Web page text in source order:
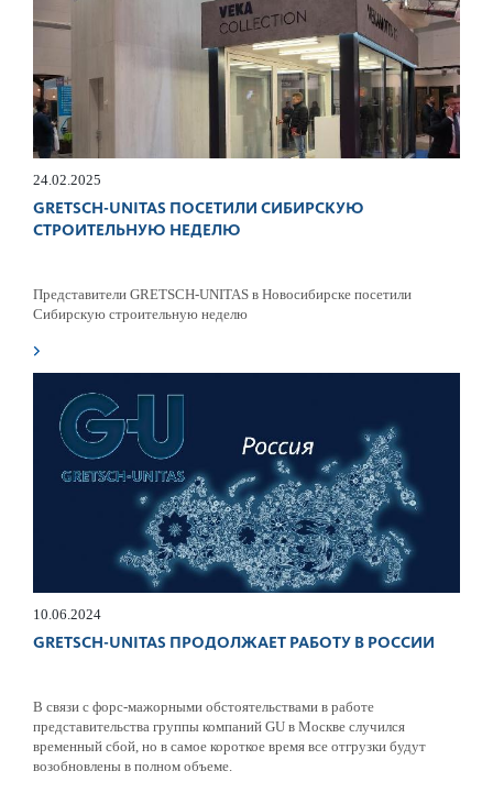
24.02.2025
GRETSCH-UNITAS ПОСЕТИЛИ СИБИРСКУЮ
СТРОИТЕЛЬНУЮ НЕДЕЛЮ
Представители GRETSCH-UNITAS в Новосибирске посетили
Сибирскую строительную неделю
10.06.2024
GRETSCH-UNITAS ПРОДОЛЖАЕТ РАБОТУ В РОССИИ
В связи с форс-мажорными обстоятельствами в работе
представительства группы компаний GU в Москве случился
временный сбой, но в самое короткое время все отгрузки будут
возобновлены в полном объеме.